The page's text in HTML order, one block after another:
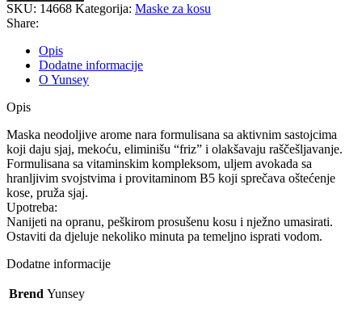
SKU: 14668 Kategorija: Maske za kosu
Share:
Opis
Dodatne informacije
O Yunsey
Opis
Maska neodoljive arome nara formulisana sa aktivnim sastojcima
koji daju sjaj, mekoću, eliminišu “friz” i olakšavaju raščešljavanje.
Formulisana sa vitaminskim kompleksom, uljem avokada sa
hranljivim svojstvima i provitaminom B5 koji sprečava oštećenje
kose, pruža sjaj.
Upotreba:
Nanijeti na opranu, peškirom prosušenu kosu i nježno umasirati.
Ostaviti da djeluje nekoliko minuta pa temeljno isprati vodom.
Dodatne informacije
Brend Yunsey